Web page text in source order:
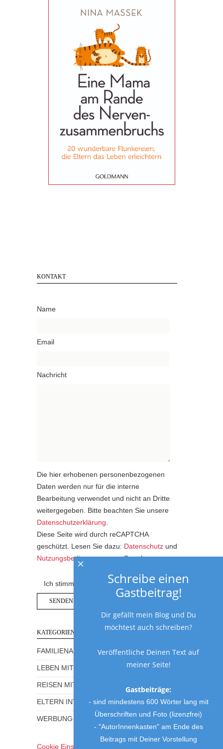
KONTAKT
Name
Email
Nachricht
Die hier erhobenen personenbezogenen
Daten werden nur für die interne
Bearbeitung verwendet und nicht an Dritte
weitergegeben. Bitte beachten Sie unsere
Datenschutzerklärung
Diese Seite wird durch reCAPTCHA
geschützt. Lesen Sie dazu: Datenschutz und
Nutzungsbedingungenvon Google.
Ich stimme der Datenschutzerklärung zu.
KATEGORIEN
FAMILIENALLTAG MIT HUMOR
LEBEN MIT KINDERN
REISEN MIT KINDERN
ELTERN INTERVIEWS
WERBUNG UND GEWINNSPIELE
Cookie Einstellungen
Schreibe einen
Gastbeitrag!
Dir gefällt mein Blog und Du
möchtest auch schreiben?
Veröffentliche Deinen Text auf
meiner Seite!
Gastbeiträge:
- sind mindestens 600 Wörter lang mit
Überschriften und Foto (lizenzfrei)
- "AutorInnenkasten" am Ende des
Beitrags mit Deiner Vorstellung
×